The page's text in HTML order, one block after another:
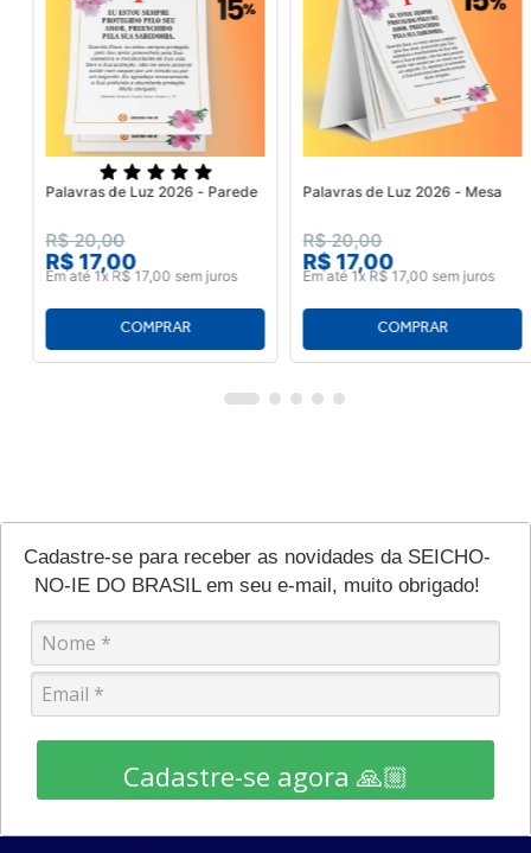
Palavras de Luz 2026 - Parede
R$ 20,00
R$ 17,00
Em até 1x R$ 17,00 sem juros
Palavras de Luz 2026 - Mesa
R$ 20,00
R$ 17,00
Em até 1x R$ 17,00 sem juros
Cadastre-se para receber as novidades da SEICHO-
NO-IE DO BRASIL em seu e-mail, muito obrigado!
Cadastre-se agora 🙏🏼